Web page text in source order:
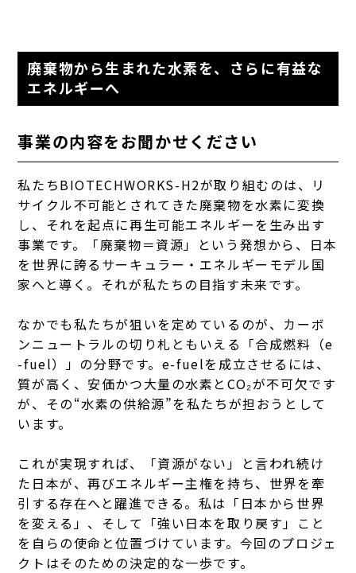
廃棄物から生まれた水素を、さらに有益な
エネルギーへ
事業の内容をお聞かせください
私たちBIOTECHWORKS-H2が取り組むのは、リ
サイクル不可能とされてきた廃棄物を水素に変換
し、それを起点に再生可能エネルギーを生み出す
事業です。
「廃棄物＝資源」という発想から、日本
を世界に誇るサーキュラー・エネルギーモデル国
家へと導く。それが私たちの目指す未来です。
なかでも私たちが狙いを定めているのが、カーボ
ンニュートラルの切り札ともいえる「合成燃料（e
-fuel）」の分野です。e-fuelを成立させるには、
質が高く、安価かつ大量の水素とCO₂が不可欠です
が、その“水素の供給源”を私たちが担おうとして
います。
これが実現すれば、「資源がない」と言われ続け
た日本が、再びエネルギー主権を持ち、世界を牽
引する存在へと躍進できる。私は「日本から世界
を変える」、そして「強い日本を取り戻す」こと
を自らの使命と位置づけています。今回のプロジェ
クトはそのための決定的な一歩です。